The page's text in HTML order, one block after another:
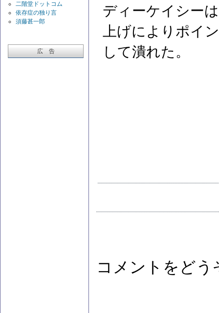
二階堂ドットコム
依存症の独り言
須藤甚一郎
広 告
ディーケイシー
上げによりポイ
して潰れた。
コメントをどう